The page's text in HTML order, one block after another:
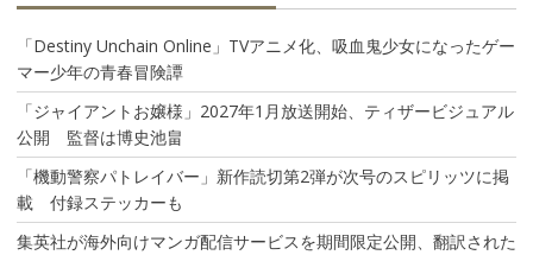
「Destiny Unchain Online」TVアニメ化、吸血鬼少女になったゲー
マー少年の青春冒険譚
「ジャイアントお嬢様」2027年1月放送開始、ティザービジュアル
公開 監督は博史池畠
「機動警察パトレイバー」新作読切第2弾が次号のスピリッツに掲
載 付録ステッカーも
集英社が海外向けマンガ配信サービスを期間限定公開、翻訳された